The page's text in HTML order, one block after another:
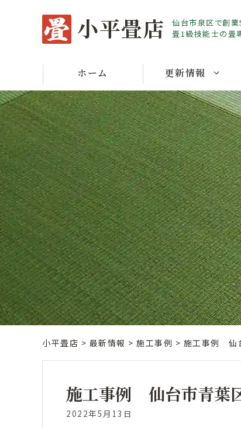
小平畳店
仙台市泉区で創
畳1級技能士の畳
ホーム 更新情報
小平畳店 > 最新情報 > 施工事例 > 施工事例 仙
施工事例 仙台市青葉
2022年5月13日